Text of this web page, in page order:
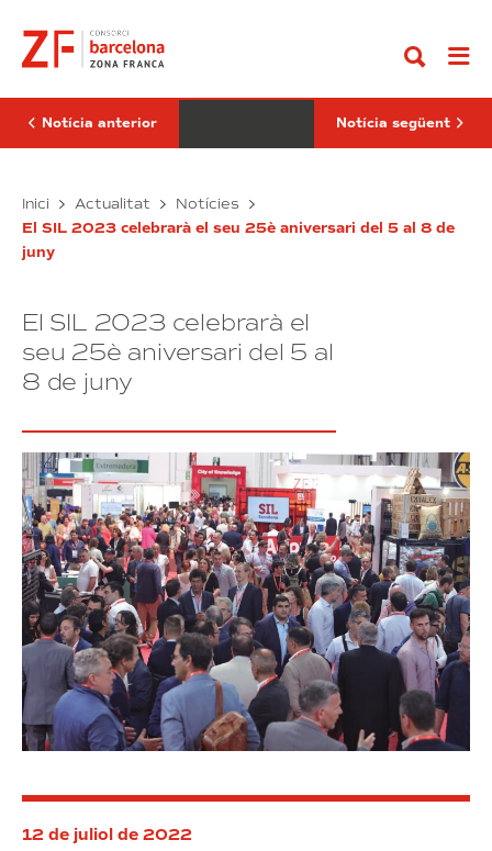
contingut
Barcelona
rep
la
de
la
Barcelona
Notícia anterior
converteix
l’esdeveniment
de
Notícia següent
Inici Actualitat Notícies
El SIL 2023 celebrarà el seu 25è aniversari del 5 al 8 de
juny
El SIL 2023 celebrarà el
seu 25è aniversari del 5 al
8 de juny
12 de juliol de 2022
DFactory
Barcelona
rep
de
la
de
de
Barcelona
Estate